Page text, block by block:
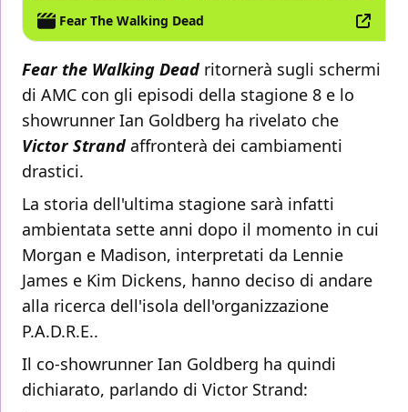
Fear The Walking Dead
Fear the Walking Deadritornerà sugli schermi
di AMC con gli episodi della stagione 8 e lo
showrunner Ian Goldberg ha rivelato che
Victor Strandaffronterà dei cambiamenti
drastici.
La storia dell'ultima stagione sarà infatti
ambientata sette anni dopo il momento in cui
Morgan e Madison, interpretati da Lennie
James e Kim Dickens, hanno deciso di andare
alla ricerca dell'isola dell'organizzazione
P.A.D.R.E..
Il co-showrunner Ian Goldberg ha quindi
dichiarato, parlando di Victor Strand: